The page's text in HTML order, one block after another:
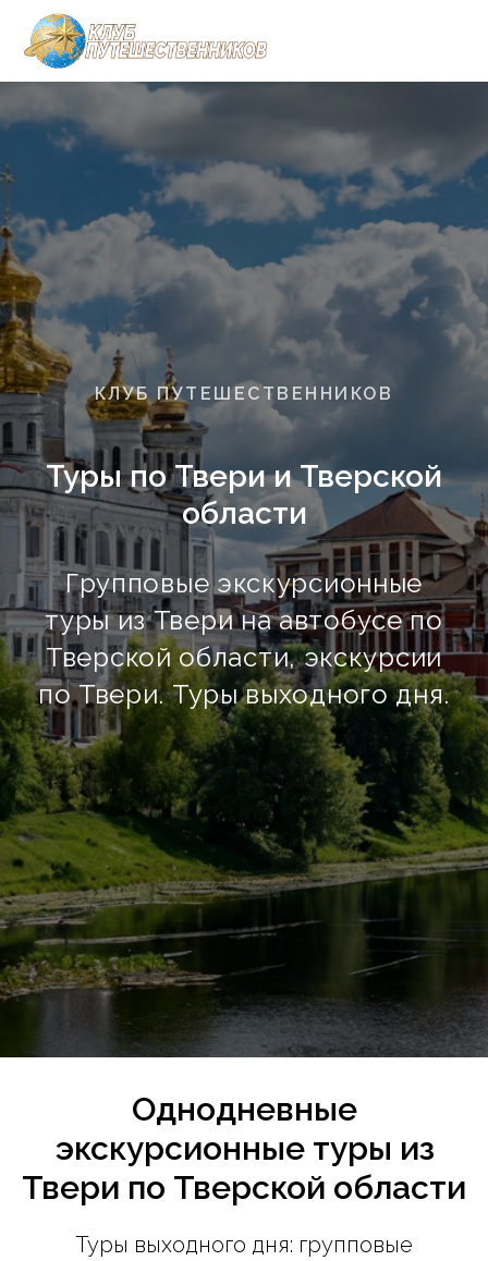
КЛУБ ПУТЕШЕСТВЕННИКОВ
Туры по Твери и Тверской
области
Групповые экскурсионные
туры из Твери на автобусе по
Тверской области, экскурсии
по Твери. Туры выходного дня.
Однодневные
экскурсионные туры из
Твери по Тверской области
Туры выходного дня: групповые